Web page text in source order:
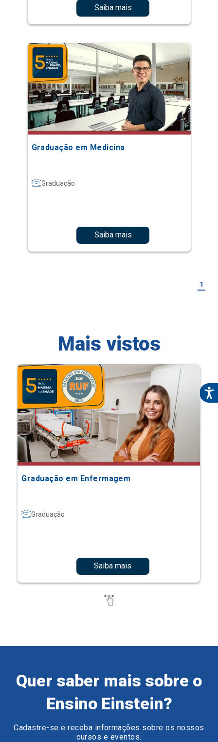
Saiba mais
Graduação em Medicina
Graduação
Saiba mais
1
Mais vistos
Graduação em Enfermagem
Graduação
Saiba mais
Quer saber mais sobre o
Ensino Einstein?
Cadastre-se e receba informações sobre os nossos
cursos e eventos.